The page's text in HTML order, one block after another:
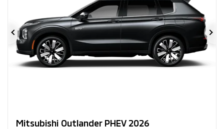
Précédent
Mitsubishi Outlander PHEV 2026